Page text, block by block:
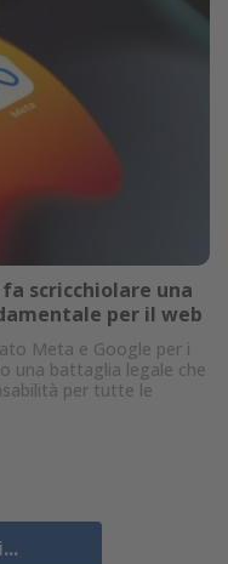
scricchiolare una
per il web
Meta e Google per i
una battaglia legale che
per tutte le